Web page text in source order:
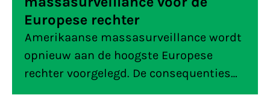
Europese rechter
Amerikaanse massasurveillance wordt
opnieuw aan de hoogste Europese
rechter voorgelegd. De consequenties
kunnen, net als bij Safe Harbor, groot